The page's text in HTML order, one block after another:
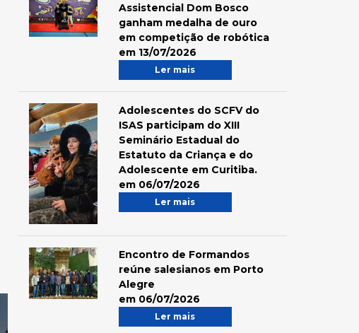
Assistencial Dom Bosco
ganham medalha de ouro
em competição de robótica
em 13/07/2026
Ler mais
Adolescentes do SCFV do
ISAS participam do XIII
Seminário Estadual do
Estatuto da Criança e do
Adolescente em Curitiba.
em 06/07/2026
Ler mais
Encontro de Formandos
reúne salesianos em Porto
Alegre
em 06/07/2026
Ler mais